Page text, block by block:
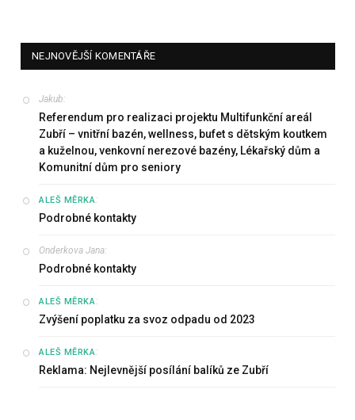
NEJNOVĚJŠÍ KOMENTÁŘE
Jakub:
Referendum pro realizaci projektu Multifunkční areál
Zubří – vnitřní bazén, wellness, bufet s dětským koutkem
a kuželnou, venkovní nerezové bazény, Lékařský dům a
Komunitní dům pro seniory
ALEŠ MĚRKA:
Podrobné kontakty
Onderkova Jana:
Podrobné kontakty
ALEŠ MĚRKA:
Zvýšení poplatku za svoz odpadu od 2023
ALEŠ MĚRKA:
Reklama: Nejlevnější posílání balíků ze Zubří